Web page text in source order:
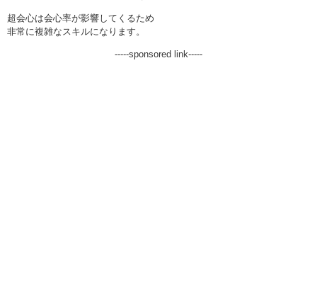
超会心は会心率が影響してくるため
非常に複雑なスキルになります。
-----sponsored link-----